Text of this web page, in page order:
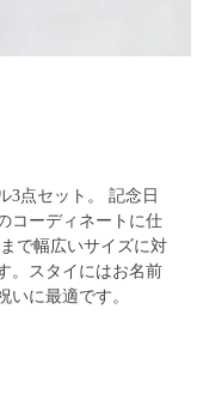
3点セット。 記念日
コーディネートに仕
で幅広いサイズに対
。スタイにはお名前
いに最適です。